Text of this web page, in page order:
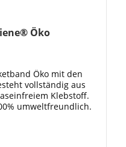
Öko
Öko mit den
vollständig aus
Klebstoff.
umweltfreundlich.